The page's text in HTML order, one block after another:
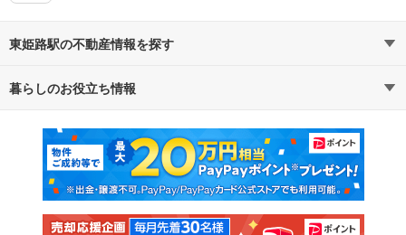
東姫路駅の不動産情報を探す
不動産・住宅
新築マンション 中古マンション
新築一戸建て 中古一戸建て
注文住宅 土地
暮らしのお役立ち情報
マンションカタログ 教えて！住まいの先生